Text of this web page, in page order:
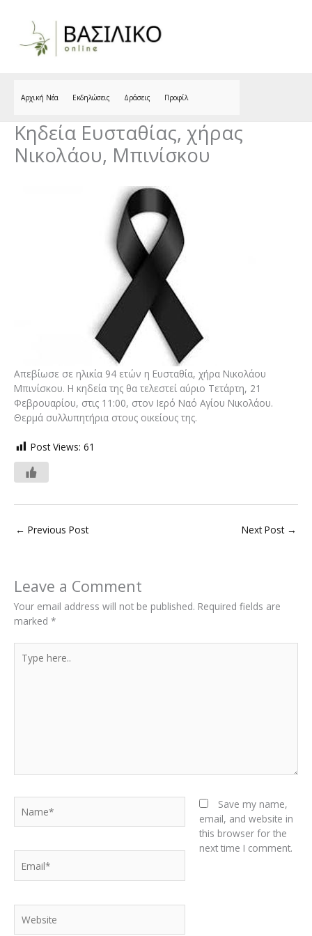
Αρχική Νέα Εκδηλώσεις Δράσεις Προφίλ
Κηδεία Ευσταθίας, χήρας
Νικολάου, Μπινίσκου
Απεβίωσε σε ηλικία 94 ετών η Ευσταθία, χήρα Νικολάου
Μπινίσκου. Η κηδεία της θα τελεστεί αύριο Τετάρτη, 21
Φεβρουαρίου, στις 11:00, στον Ιερό Ναό Αγίου Νικολάου.
Θερμά συλλυπητήρια στους οικείους της.
Post Views: 61
← Previous Post Next Post →
Leave a Comment
Your email address will not be published. Required fields are
marked *
here..
Save my name,
email, and website in
this browser for the
next time I comment.